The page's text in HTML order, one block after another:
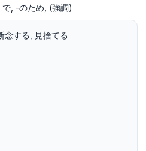
で -のため (強調)
念する, 見捨てる